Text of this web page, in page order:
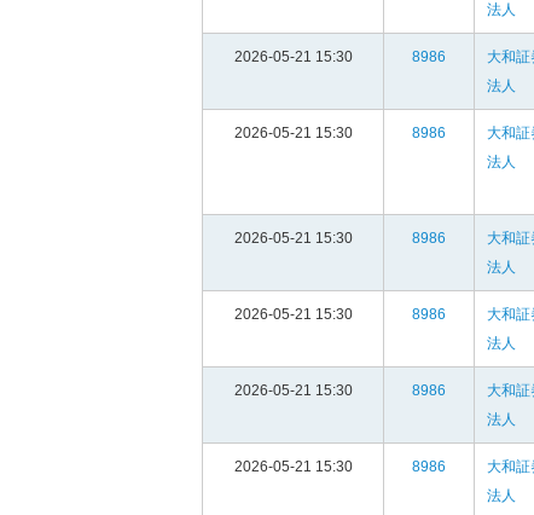
法人
2026-05-21 15:30 8986
大和
法人
2026-05-21 15:30 8986
大和証
法人
2026-05-21 15:30 8986
大和
法人
2026-05-21 15:30 8986
大和証
法人
2026-05-21 15:30 8986
大和
法人
2026-05-21 15:30 8986
大和証
法人